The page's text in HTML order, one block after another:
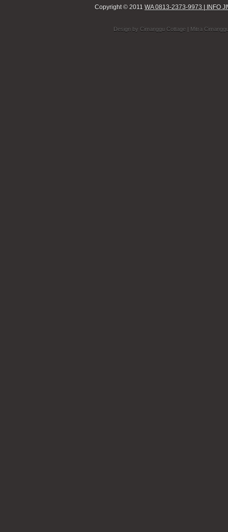
Copyright © 2011 WA 0813-2373-9973 | INFO
Design by Cimanggu Cottage| Mitra